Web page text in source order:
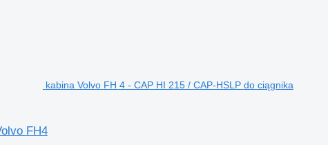
kabina Volvo FH 4 - CAP HI 215 / CAP-HSLP do ciągnika
FH4